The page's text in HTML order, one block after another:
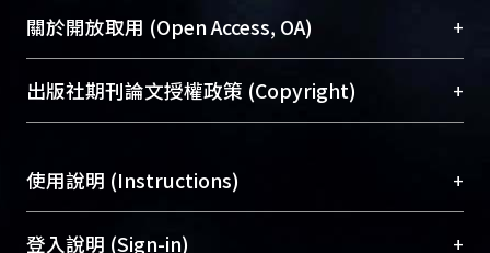
成果。
To permanently archive and promote researcher
profiles and scholarly works, Library integrates the
services of “NTU Repository” with “Academic
Sciences Library)
關於開放取用 (Open Access, OA) +
開放取用是從使用者角度提升資訊取用性的社會運
動，應用在學術研究上是透過將研究著作公開供使
用逐年攀升。同時可加速研究發展、提升研究影響
Archive）平台。 （點選深入了解OA）
出版社期刊論文授權政策 (Copyright) +
含部分內容的版權非匯入者所有，或由第三方贊
助與合作完成，請確認該版權所有者及第三方同
意提供此授權。
使用說明 (Instructions) +
網站簡介(Quickstart Guide)
登入說明 (Sign-in) +